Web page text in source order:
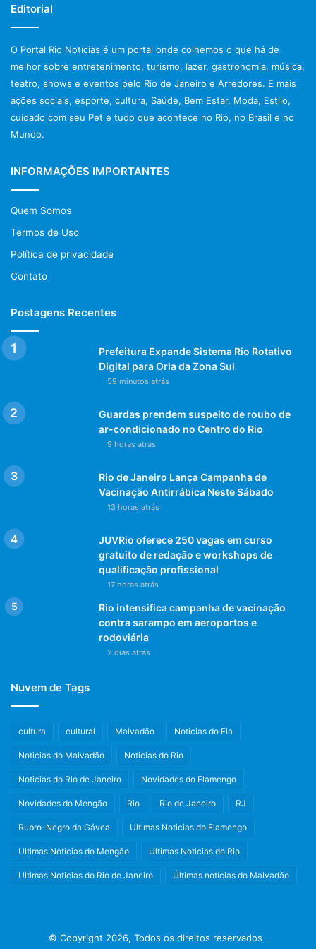
O eleitor que não votou na última eleição deverá votar,
eleições consecutivas, terá seu título cancelado. Cada
turno é considerado uma eleição.
Não poderei votar. Como justificar?
Quem não vota porque está fora do domicílio eleitoral, tem
entregar o Formulário de Requerimento de Justificativa
Eleitoral preenchido, título de eleitoral e um documento
oficial com foto. O formulário pode ser obtido,
gratuitamente, nos cartórios eleitorais, nos postos de
(www.tre-rj.jus.br) ou do TSE (www.tse.jus.br) e locais de
votação ou de justificativa. O prazo é de até 60 dias, a
cartório eleitoral do país e dar as explicações sobre a
ausência, que serão analisadas pelo juiz eleitoral. Após
esse prazo, o eleitor que não votou nem justificou a
ausência no dia da eleição ainda deverá procurar
regularizar sua situação em qualquer cartório eleitoral,
mas, nesse caso, a multa é de R$ 3,51 por turno.
fonte: www.tre-rj.jus.br
1.115
Editorial
O Portal Rio Notícias é um portal onde colhemos o que há de
melhor sobre entretenimento, turismo, lazer, gastronomia, música,
teatro, shows e eventos pelo Rio de Janeiro e Arredores. E mais
ações sociais, esporte, cultura, Saúde, Bem Estar, Moda, Estilo,
cuidado com seu Pet e tudo que acontece no Rio, no Brasil e no
Mundo.
INFORMAÇÕES IMPORTANTES
Quem Somos
Termos de Uso
Política de privacidade
Contato
Postagens Recentes
Prefeitura Expande Sistema Rio Rotativo
Digital para Orla da Zona Sul
59 minutos atrás
Guardas prendem suspeito de roubo de
ar-condicionado no Centro do Rio
9 horas atrás
Rio de Janeiro Lança Campanha de
Vacinação Antirrábica Neste Sábado
13 horas atrás
JUVRio oferece 250 vagas em curso
gratuito de redação e workshops de
qualificação profissional
17 horas atrás
Rio intensifica campanha de vacinação
contra sarampo em aeroportos e
rodoviária
2 dias atrás
Nuvem de Tags
cultura cultural Malvadão Noticias do Fla
Noticias do Malvadão Noticias do Rio
Noticias do Rio de Janeiro Novidades do Flamengo
Novidades do Mengão Rio Rio de Janeiro RJ
Rubro-Negro da Gávea Ultimas Noticias do Flamengo
Ultimas Noticias do Mengão Ultimas Noticias do Rio
Ultimas Noticias do Rio de Janeiro Últimas notícias do Malvadão
© Copyright 2026, Todos os direitos reservados